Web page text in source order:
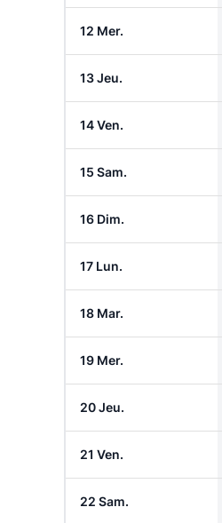
12 Mer.
13 Jeu.
14 Ven.
15 Sam.
16 Dim.
17 Lun.
18 Mar.
19 Mer.
20 Jeu.
21 Ven.
22 Sam.